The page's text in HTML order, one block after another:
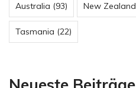
Australia (93) New Zealand
Tasmania (22)